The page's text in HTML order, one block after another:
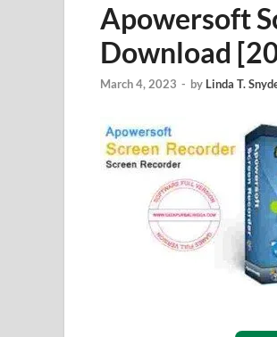
Apowersoft
Download
March 4, 2023 - by Linda T.